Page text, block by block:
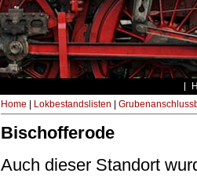
Home Lokbestandslisten
Bischofferode
Auch dieser Standort